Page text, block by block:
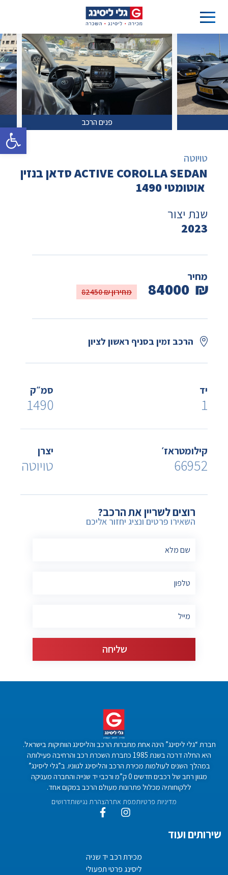
פתח
טויוטה
ACTIVE COROLLA SEDAN סדאן בנזין
אוטומטי 1490
שנת יצור
2023
מחיר
₪ מחירון ₪ 82450
הרכב זמין בסניף ראשון לציון
יד
1
סמ״ק
1490
קילומטראז׳
66952
יצרן
טויוטה
פנים הרכב
רוצים לשריין את הרכב?
השאירו פרטים ונציג יחזור אליכם
חברת “גלי ליסינג” הינה אחת מחברות הרכב והליסינג הוותיקות בישראל.
היא החלה דרכה בשנת 1985 כחברת השכרת רכב והרחיבה פעילותה
במהלך השנים לעולמות מכירת הרכב והליסינג לגווניו. ב”גלי ליסינג”
מגוון רחב של רכבים חדשים 0 ק”מ ורכבי יד שנייה והחברה מעניקה
ללקוחותיה מכלול פתרונות מעולם הרכב במקום אחד.
מדיניות פרטיותמפת אתרהצהרת נגישותדרושים
שירותים ועוד
מכירת רכב יד שניה
ליסינג פרטי תפעולי